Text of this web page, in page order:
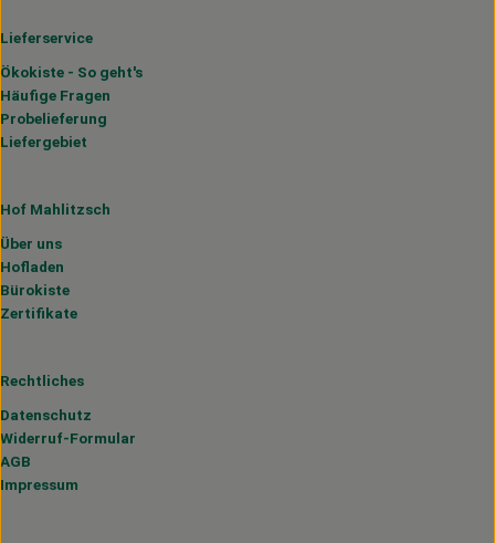
Lieferservice
Ökokiste - So geht's
Häufige Fragen
Probelieferung
Liefergebiet
Hof Mahlitzsch
Über uns
Hofladen
Bürokiste
Zertifikate
Rechtliches
Datenschutz
Widerruf-Formular
AGB
Impressum